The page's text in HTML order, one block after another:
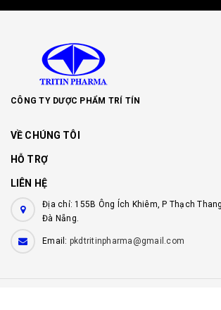
CÔNG TY DƯỢC PHẨM TRÍ TÍN
VỀ CHÚNG TÔI
HỖ TRỢ
LIÊN HỆ
Địa chỉ: 155B Ông Ích Khiêm, P Thạch
Đà Nẵng.
Email: pkdtritinpharma@gmail.com